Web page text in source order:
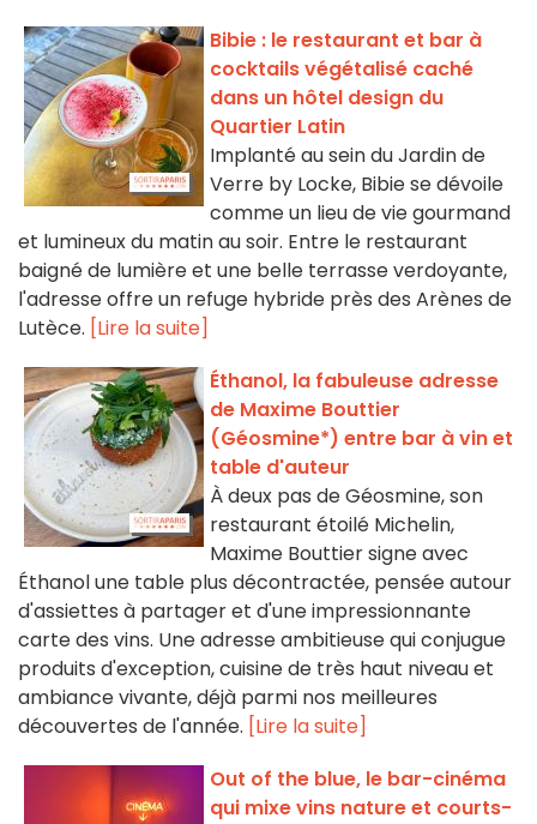
Bibie : le restaurant et bar à
cocktails végétalisé caché
dans un hôtel design du
Quartier Latin
Implanté au sein du Jardin de
Verre by Locke, Bibie se dévoile
comme un lieu de vie gourmand
et lumineux du matin au soir. Entre le restaurant
baigné de lumière et une belle terrasse verdoyante,
l'adresse offre un refuge hybride près des Arènes de
Lutèce. [Lire la suite]
Éthanol, la fabuleuse adresse
de Maxime Bouttier
(Géosmine*) entre bar à vin et
table d'auteur
À deux pas de Géosmine, son
restaurant étoilé Michelin,
Maxime Bouttier signe avec
Éthanol une table plus décontractée, pensée autour
d'assiettes à partager et d'une impressionnante
carte des vins. Une adresse ambitieuse qui conjugue
produits d'exception, cuisine de très haut niveau et
ambiance vivante, déjà parmi nos meilleures
découvertes de l'année. [Lire la suite]
Out of the blue, le bar-cinéma
qui mixe vins nature et courts-